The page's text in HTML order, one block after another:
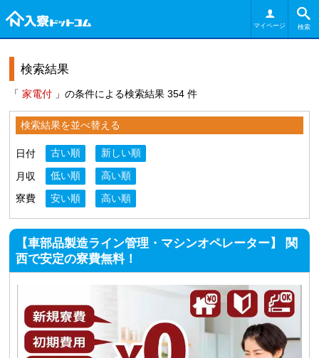
検索
マイページ
検索結果
「 家電付 」の条件による検索結果 354 件
検索結果を並べ替える
日付 古い順
新しい順
月収
低い順
高い順
寮費
安い順 高い順
【車部品製造ライン管理・マシンオペレーター】 関
西で安定の寮費無料！